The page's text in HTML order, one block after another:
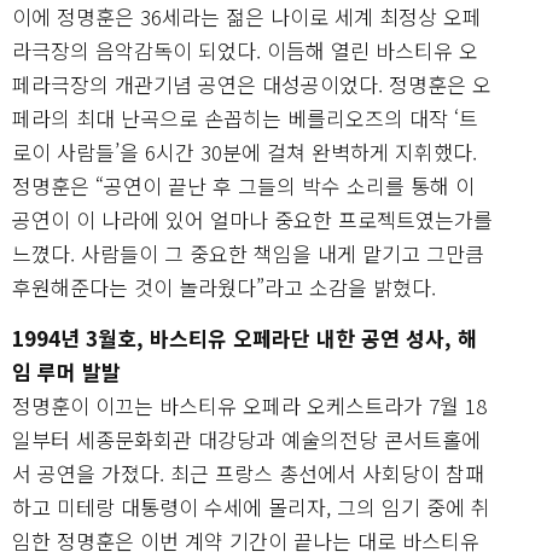
이에 정명훈은 36세라는 젊은 나이로 세계 최정상 오페
라극장의 음악감독이 되었다. 이듬해 열린 바스티유 오
페라극장의 개관기념 공연은 대성공이었다. 정명훈은 오
페라의 최대 난곡으로 손꼽히는 베를리오즈의 대작 ‘트
로이 사람들’을 6시간 30분에 걸쳐 완벽하게 지휘했다.
정명훈은 “공연이 끝난 후 그들의 박수 소리를 통해 이
공연이 이 나라에 있어 얼마나 중요한 프로젝트였는가를
느꼈다. 사람들이 그 중요한 책임을 내게 맡기고 그만큼
후원해준다는 것이 놀라웠다”라고 소감을 밝혔다.
1994년 3월호, 바스티유 오페라단 내한 공연 성사, 해
임 루머 발발
정명훈이 이끄는 바스티유 오페라 오케스트라가 7월 18
일부터 세종문화회관 대강당과 예술의전당 콘서트홀에
서 공연을 가졌다. 최근 프랑스 총선에서 사회당이 참패
하고 미테랑 대통령이 수세에 몰리자, 그의 임기 중에 취
임한 정명훈은 이번 계약 기간이 끝나는 대로 바스티유